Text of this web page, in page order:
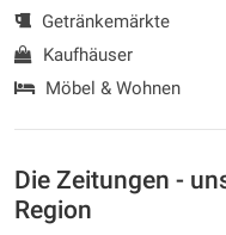
Getränkemärkte
Kaufhäuser
Möbel & Wohnen
Die Zeitungen -
Region